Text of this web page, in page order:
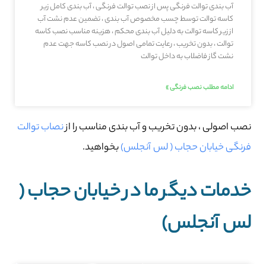
آب بندی توالت فرنگی پس از نصب توالت فرنگی ، آب بندی کامل زیر
کاسه توالت توسط چسب مخصوص آب بندی ، تضمین عدم نشت آب
از زیر کاسه توالت به دلیل آب بندی محکم ، هزینه مناسب نصب کاسه
توالت ، بدون تخریب ، رعایت تمامی اصول در نصب کاسه جهت عدم
نشت گاز فاضلاب به داخل توالت
ادامه مطلب نصب فرنگی »
نصب اصولی ، بدون تخریب و آب بندی مناسب را ازنصاب توالت
فرنگی خیابان حجاب ( لس آنجلس)بخواهید.
خدمات دیگر ما در خیابان حجاب (
لس آنجلس)